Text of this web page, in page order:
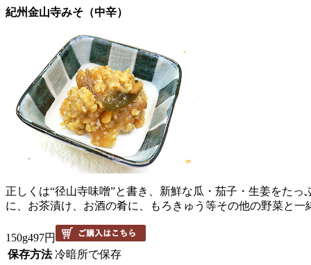
紀州金山寺みそ（中辛）
正しくは“径山寺味噌”と書き、新鮮な瓜・茄子・生姜をた
に、お茶漬け、お酒の肴に、もろきゅう等その他の野菜と
150g497円
保存方法 冷暗所で保存